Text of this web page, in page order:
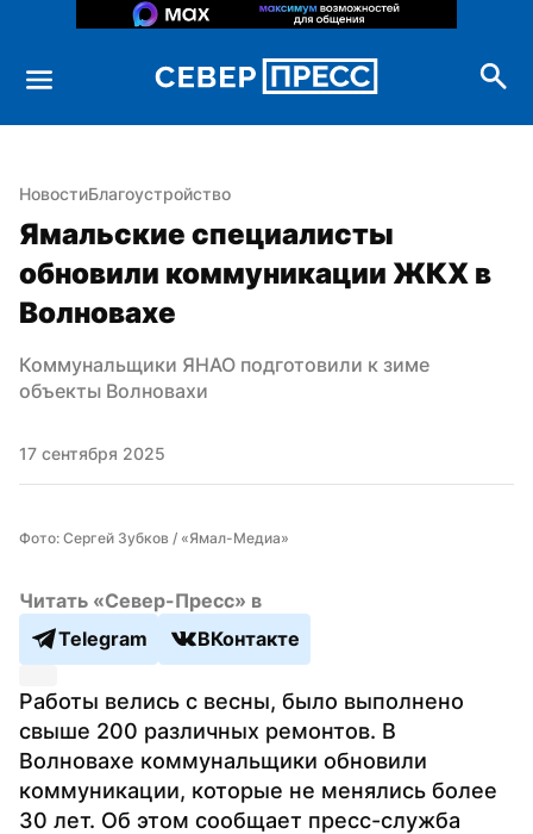
НовостиБлагоустройство
Ямальские специалисты
обновили коммуникации ЖКХ в
Волновахе
Коммунальщики ЯНАО подготовили к зиме
объекты Волновахи
17 сентября 2025
Фото: Сергей Зубков / «Ямал-Медиа»
Читать «Север-Пресс» в
Telegram
ВКонтакте
Работы велись с весны, было выполнено
свыше 200 различных ремонтов. В
Волновахе коммунальщики обновили
коммуникации, которые не менялись более
30 лет. Об этом сообщает пресс-служба